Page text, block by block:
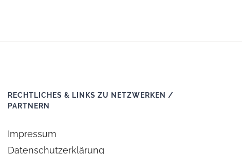
RECHTLICHES & LINKS ZU NETZWERKEN /
PARTNERN
Impressum
Datenschutzerklärung